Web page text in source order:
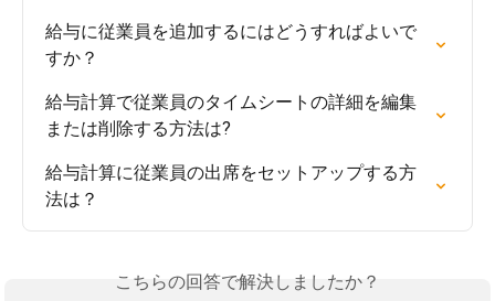
給与に従業員を追加するにはどうすればよいで
すか？
給与計算で従業員のタイムシートの詳細を編集
または削除する方法は?
給与計算に従業員の出席をセットアップする方
法は？
こちらの回答で解決しましたか？